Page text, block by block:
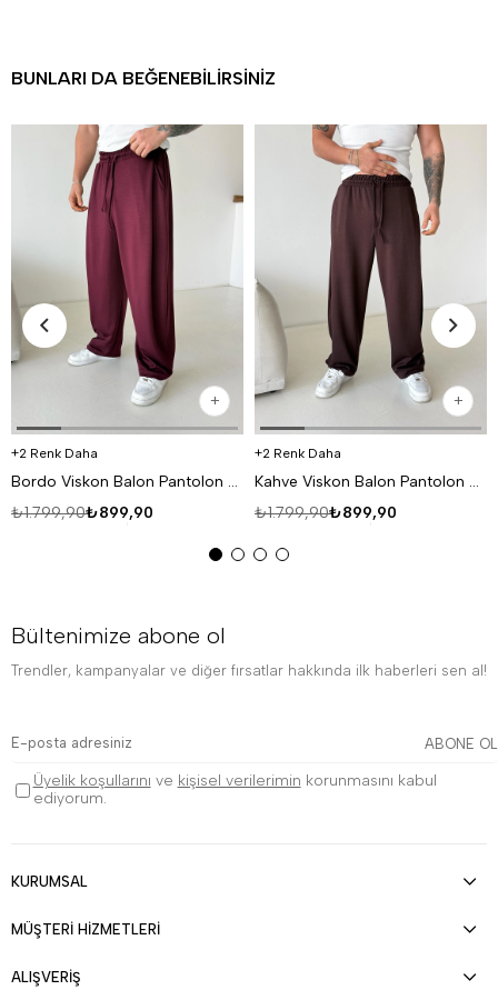
BUNLARI DA BEĞENEBILIRSINIZ
2 Renk Daha
Bordo Viskon Balon Pantolon PNC 4063
₺899,90
₺1.799,90
2 Renk Daha
Kahve Viskon Balon Pantolon PNC 4063
₺899,90
₺1.799,90
Bültenimize abone ol
Trendler, kampanyalar ve diğer fırsatlar hakkında ilk haberleri sen al!
ABONE OL
Üyelik koşullarını ve kişisel verilerimin korunmasını kabul
ediyorum.
KURUMSAL
MÜŞTERİ HİZMETLERİ
ALIŞVERİŞ